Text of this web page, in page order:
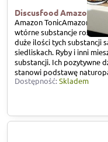
Discusfood Amazon
Amazon TonicAmazon
wtórne substancje
duże ilości tych substancji
siedliskach. Ryby i inni
substancji. Ich pozytywne
stanowi podstawę
Dostępność:Skladem